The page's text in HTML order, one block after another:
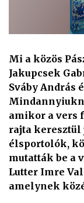
Mi a közös
Jakupcsek
Sváby András
amikor a vers
rajta keresztül
élsportolók,
mutatták be a
Lutter Imre
amelynek